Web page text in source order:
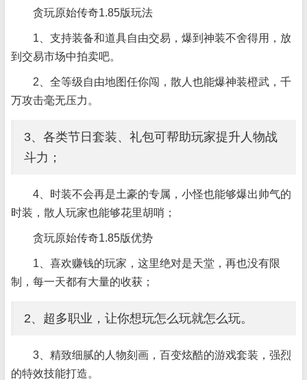
贪玩原始传奇1.85版玩法
1、支持装备和道具自由交易，爆到神装不舍得用，放
到交易市场中拍卖吧。
2、全等级自由地图任你闯，散人也能爆神装橙武，千
万攻击毫无压力。
3、各类节日套装、礼包可帮助玩家提升人物战
斗力；
4、时装不会再是土豪的专属，小怪也能够爆出帅气的
时装，散人玩家也能够花里胡哨；
贪玩原始传奇1.85版优势
1、喜欢赚钱的玩家，这里绝对是天堂，再也没有限
制，每一天都有大量的收获；
2、超多职业，让你想玩怎么玩就怎么玩。
3、精致细腻的人物刻画，百变炫酷的游戏套装，强烈
的特效技能打造。